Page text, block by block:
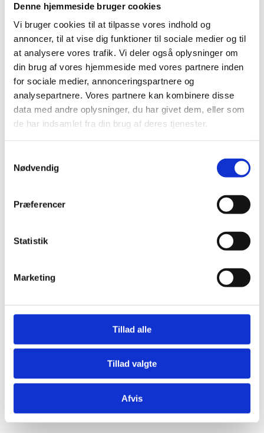
Denne hjemmeside bruger cookies
Vi bruger cookies til at tilpasse vores indhold og
annoncer, til at vise dig funktioner til sociale medier og til
at analysere vores trafik. Vi deler også oplysninger om
din brug af vores hjemmeside med vores partnere inden
for sociale medier, annonceringspartnere og
analysepartnere. Vores partnere kan kombinere disse
data med andre oplysninger, du har givet dem, eller som
de har indsamlet fra din brug af deres tjenester.
Nødvendig
Præferencer
Statistik
Marketing
Tillad alle
Tillad valgte
Afvis
Krystaller